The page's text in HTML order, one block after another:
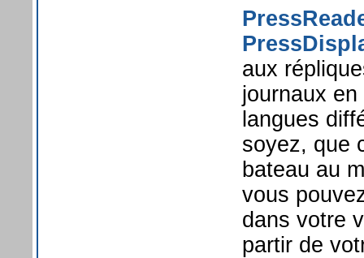
aux
journaux
langues
soyez, que
bateau au
vous
dans votre
partir de